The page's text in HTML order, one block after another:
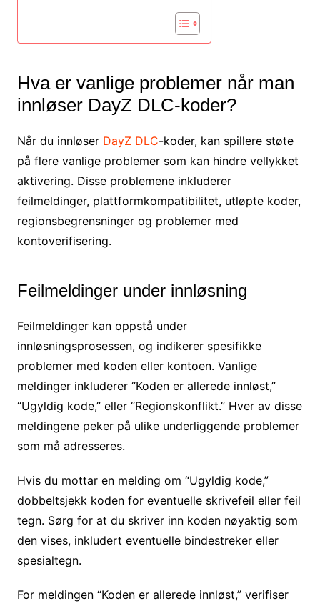
Hva er vanlige problemer når man
innløser DayZ DLC-koder?
Når du innløser DayZ DLC-koder, kan spillere støte
på flere vanlige problemer som kan hindre vellykket
aktivering. Disse problemene inkluderer
feilmeldinger, plattformkompatibilitet, utløpte koder,
regionsbegrensninger og problemer med
kontoverifisering.
Feilmeldinger under innløsning
Feilmeldinger kan oppstå under
innløsningsprosessen, og indikerer spesifikke
problemer med koden eller kontoen. Vanlige
meldinger inkluderer “Koden er allerede innløst,”
“Ugyldig kode,” eller “Regionskonflikt.” Hver av disse
meldingene peker på ulike underliggende problemer
som må adresseres.
Hvis du mottar en melding om “Ugyldig kode,”
dobbeltsjekk koden for eventuelle skrivefeil eller feil
tegn. Sørg for at du skriver inn koden nøyaktig som
den vises, inkludert eventuelle bindestreker eller
spesialtegn.
For meldingen “Koden er allerede innløst,” verifiser